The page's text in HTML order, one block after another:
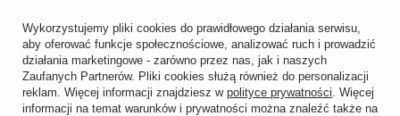
Chcę zareklamować produkt
Chcę zwrócić produkt
Wykorzystujemy pliki cookies do prawidłowego działania serwisu,
aby oferować funkcje społecznościowe, analizować ruch i prowadzić
działania marketingowe - zarówno przez nas, jak i naszych
Zaufanych Partnerów. Pliki cookies służą również do personalizacji
reklam. Więcej informacji znajdziesz w polityce prywatności. Więcej
informacji na temat warunków i prywatności można znaleźć także na